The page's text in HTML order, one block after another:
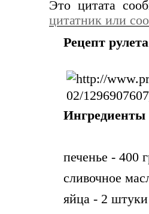
Это цитата
цитатник или
Рецепт
печенье - 400
сливочное
яйца - 2 штуки